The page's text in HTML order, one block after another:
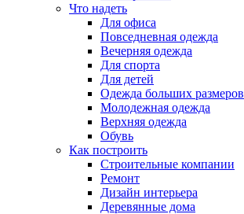
Что надеть
Для офиса
Повседневная одежда
Вечерняя одежда
Для спорта
Для детей
Одежда больших размеров
Молодежная одежда
Верхняя одежда
Обувь
Как построить
Строительные компании
Ремонт
Дизайн интерьера
Деревянные дома